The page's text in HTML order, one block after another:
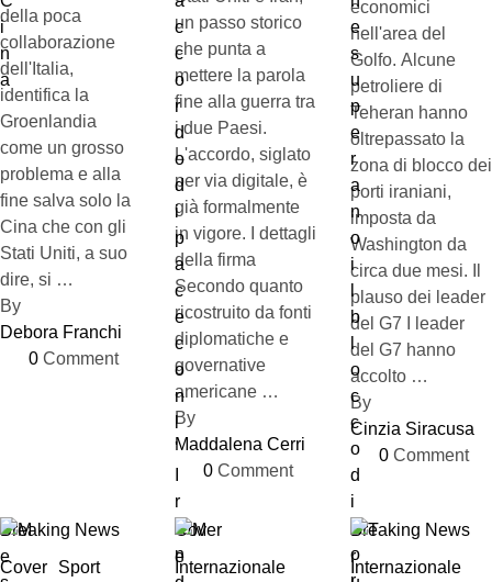
della poca
collaborazione
dell'Italia,
identifica la
Groenlandia
come un grosso
problema e alla
fine salva solo la
Cina che con gli
Stati Uniti, a suo
dire, si …
By
Debora Franchi
0 Comment
un passo storico
che punta a
mettere la parola
fine alla guerra tra
i due Paesi.
L'accordo, siglato
per via digitale, è
già formalmente
in vigore. I dettagli
della firma
Secondo quanto
ricostruito da fonti
diplomatiche e
governative
americane …
By
Maddalena Cerri
0 Comment
economici
nell'area del
Golfo. Alcune
petroliere di
Teheran hanno
oltrepassato la
zona di blocco dei
porti iraniani,
imposta da
Washington da
circa due mesi. Il
plauso dei leader
del G7 I leader
del G7 hanno
accolto …
By
Cinzia Siracusa
0 Comment
Breaking News
Cover
Sport
Cover
Internazionale
Breaking News
Internazionale